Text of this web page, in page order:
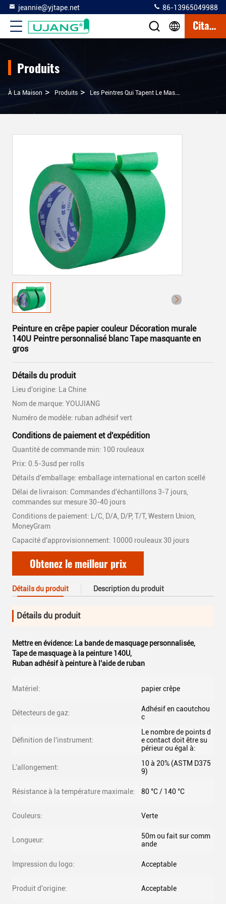
jeannie@yjtape.net 86-13965049988
Citation
Produits
À La Maison > Produits > Les Peintres Qui Tapent Le Masque
Peinture en crêpe papier couleur Décoration murale
140U Peintre personnalisé blanc Tape masquante en
gros
Détails du produit
Lieu d'origine: La Chine
Nom de marque: YOUJIANG
Numéro de modèle: ruban adhésif vert
Conditions de paiement et d'expédition
Quantité de commande min: 100 rouleaux
Prix: 0.5-3usd per rolls
Détails d'emballage: emballage international en carton scellé
Délai de livraison: Commandes d'échantillons 3-7 jours,
commandes sur mesure 30-40 jours
Conditions de paiement: L/C, D/A, D/P, T/T, Western Union,
MoneyGram
Capacité d'approvisionnement: 10000 rouleaux 30 jours
Obtenez le meilleur prix
Détails du produit Description du produit
Détails du produit
Mettre en évidence: La bande de masquage personnalisée,
Tape de masquage à la peinture 140U,
Ruban adhésif à peinture à l'aide de ruban
Matériel: papier crêpe
Détecteurs de gaz:
Adhésif en caoutchou
c
Définition de l'instrument:
Le nombre de points d
e contact doit être su
périeur ou égal à:
L'allongement:
10 à 20% (ASTM D375
9)
Résistance à la température maximale: 80 °C / 140 °C
Couleurs: Verte
Longueur:
50m ou fait sur comm
ande
Impression du logo: Acceptable
Produit d'origine: Acceptable